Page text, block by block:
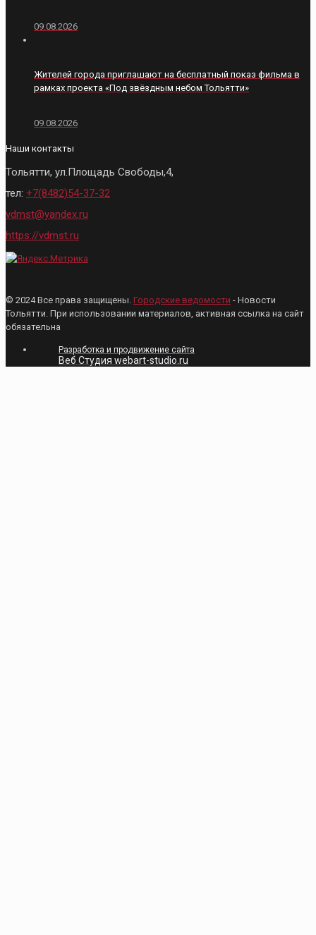
09.08.2026
Жителей города приглашают на бесплатный показ фильма в
рамках проекта «Под звёздным небом Тольятти»
09.08.2026
Наши контакты
Тольятти, ул.Площадь Свободы,4,
тел: +7(8482)54-37-32
vdmst@yandex.ru
https://vdmst.ru
© 2024 Все права защищены. Городские ведомости - Новости
Тольятти. При использовании материалов, активная ссылка на сайт
обязательна
Разработка и продвижение сайта
Веб Студия webart-studio.ru